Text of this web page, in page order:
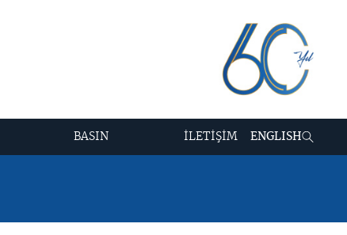
BASIN İLETİŞİM ENGLISH